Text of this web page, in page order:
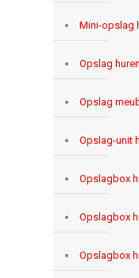
Mini-opslag
Opslag
Opslag
Opslag-unit
Opslagbox
Opslagbox
Opslagbox